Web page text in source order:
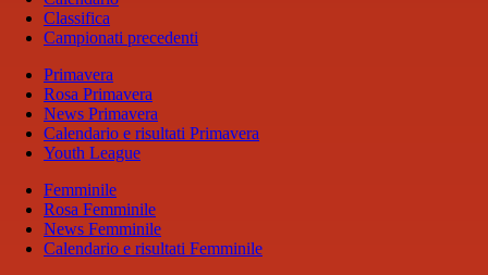
Classifica
Campionati precedenti
Primavera
Rosa Primavera
News Primavera
Calendario e risultati Primavera
Youth League
Femminile
Rosa Femminile
News Femminile
Calendario e risultati Femminile